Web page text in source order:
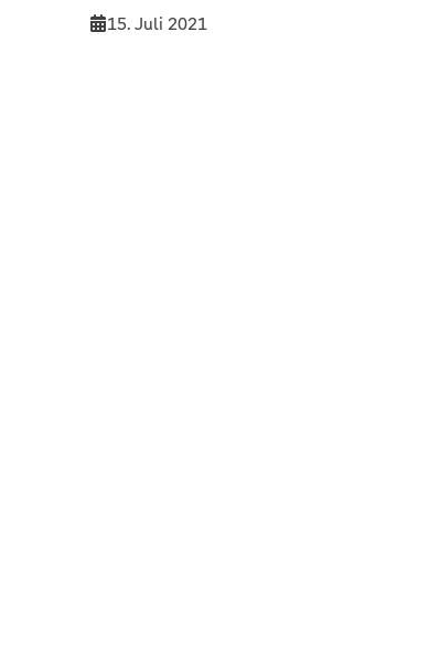
15. Juli 2021